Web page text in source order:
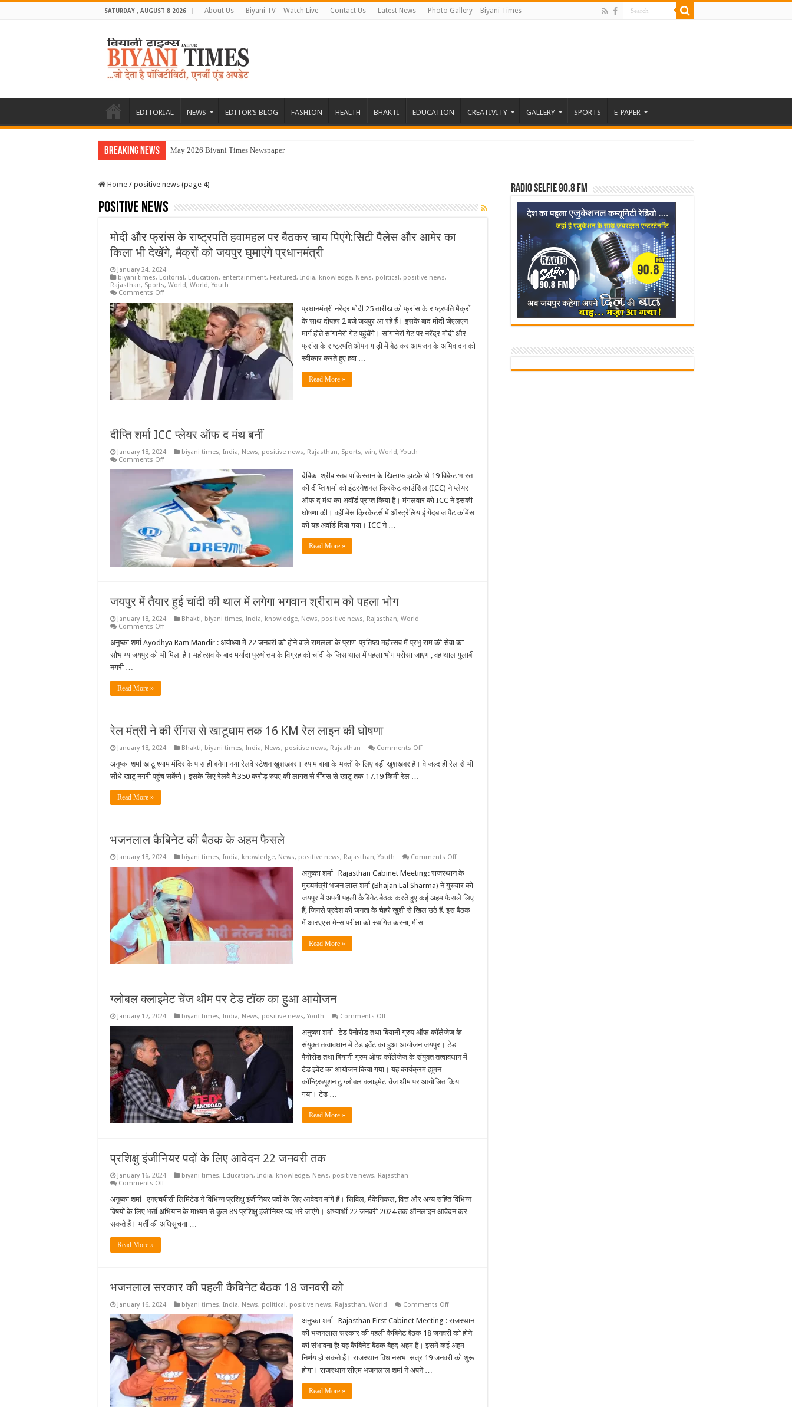
SATURDAY , AUGUST 8 2026 About Us Biyani TV – Watch Live Contact Us Latest News Photo Gallery – Biyani Times
EDITORIAL NEWS EDITOR’S BLOG FASHION HEALTH BHAKTI EDUCATION CREATIVITY GALLERY SPORTS E-PAPER
Breaking News May 2026 Biyani Times Newspaper
Home / positive news (page 4)
positive news
मोदी और फ्रांस के राष्ट्रपति हवामहल पर बैठकर चाय पिएंगे:सिटी पैलेस और आमेर का
किला भी देखेंगे, मैक्रों को जयपुर घुमाएंगे प्रधानमंत्री
January 24, 2024
biyani times, Editorial, Education, entertainment, Featured, India, knowledge, News, political, positive news,
Rajasthan, Sports, World, World,Youth
Comments Offon
फ्रांस
के
राष्ट्रपति
हवामहल
पर
बैठकर
चाय
पिएंगे:सिटी
पैलेस
और
आमेर
का
मैक्रों
को
घुमाएंगे
प्रधानमंत्री
प्रधानमंत्री नरेंद्र मोदी 25 तारीख को फ्रांस के राष्ट्रपति मैक्रों
के साथ दोपहर 2 बजे जयपुर आ रहे हैं। इसके बाद मोदी जेएलएन
मार्ग होते सांगानेरी गेट पहुंचेंगे। सांगानेरी गेट पर नरेंद्र मोदी और
फ्रांस के राष्ट्रपति ओपन गाड़ी में बैठ कर आमजन के अभिवादन को
स्वीकार करते हुए हवा …
Read More »
दीप्ति शर्मा ICC प्लेयर ऑफ द मंथ बनीं
January 18, 2024 biyani times, India, News, positive news, Rajasthan, Sports, win, World,Youth
Comments Offon
ICC
प्लेयर
ऑफ
द
मंथ
बनीं
देविका श्रीवास्तव पाकिस्तान के खिलाफ झटके थे 19 विकेट भारत
की दीप्ति शर्मा को इंटरनेशनल क्रिकेट काउंसिल (ICC) ने प्लेयर
ऑफ द मंथ का अवॉर्ड प्राप्त किया है। मंगलवार को ICC ने इसकी
घोषणा की। वहीं मेंस क्रिकेटर्स में ऑस्ट्रेलियाई गेंदबाज पैट कमिंस
को यह अवॉर्ड दिया गया। ICC ने …
Read More »
जयपुर में तैयार हुई चांदी की थाल में लगेगा भगवान श्रीराम को पहला भोग
January 18, 2024 Bhakti, biyani times, India, knowledge, News, positive news, Rajasthan, World
Comments Offon
में
तैयार
हुई
पहला
भोग
अनुष्का शर्मा Ayodhya Ram Mandir : अयोध्या मेें 22 जनवरी को होने वाले रामलला के प्राण-प्रतिष्ठा महोत्सव में प्रभु राम की सेवा का
सौभाग्य जयपुर को भी मिला है। महोत्सव के बाद मर्यादा पुरुषोत्तम के विग्रह को चांदी के जिस थाल में पहला भोग परोसा जाएगा, वह थाल गुलाबी
नगरी …
Read More »
रेल मंत्री ने की रींगस से खाटूधाम तक 16 KM रेल लाइन की घोषणा
January 18, 2024 Bhakti, biyani times, India, News, positive news, Rajasthan Comments Offon
मंत्री
घोषणा
अनुष्का शर्मा खाटू श्याम मंदिर के पास ही बनेगा नया रेलवे स्टेशन खुशखबर। श्याम बाबा के भक्तों के लिए बड़ी खुशखबर है। वे जल्द ही रेल से भी
सीधे खाटू नगरी पहुंच सकेंगे। इसके लिए रेलवे ने 350 करोड़ रुपए की लागत से रींगस से खाटू तक 17.19 किमी रेल …
Read More »
भजनलाल कैबिनेट की बैठक के अहम फैसले
January 18, 2024 biyani times, India, knowledge, News, positive news, Rajasthan,Youth Comments Offon
कैबिनेट
बैठक
के
अहम
फैसले
अनुष्का शर्मा Rajasthan Cabinet Meeting: राजस्थान के
मुख्यमंत्री भजन लाल शर्मा (Bhajan Lal Sharma) ने गुरुवार को
जयपुर में अपनी पहली कैबिनेट बैठक करते हुए कई अहम फैसले लिए
हैं, जिनसे प्रदेश की जनता के चेहरे खुशी से खिल उठे हैं. इस बैठक
में आरएएस मेन्स परीक्षा को स्थगित करना, मीसा …
Read More »
ग्लोबल क्लाइमेट चेंज थीम पर टेड टॉक का हुआ आयोजन
January 17, 2024 biyani times, India, News, positive news,Youth Comments Offon
क्लाइमेट
थीम
पर
टेड
टॉक
का
हुआ
अनुष्का शर्मा टेड पैनोरोड तथा बियानी ग्रुप ऑफ कॉलेजेज के
संयुक्त तत्वावधान में टेड इवेंट का हुआ आयोजन जयपुर। टेड
पैनोरोड तथा बियानी ग्रुप ऑफ कॉलेजेज के संयुक्त तत्वावधान में
टेड इवेंट का आयोजन किया गया। यह कार्यक्रम ह्यूमन
कॉन्ट्रिब्यूशन टु ग्लोबल क्लाइमेट चेंज थीम पर आयोजित किया
गया। टेड …
Read More »
प्रशिक्षु इंजीनियर पदों के लिए आवेदन 22 जनवरी तक
January 16, 2024 biyani times, Education, India, knowledge, News, positive news, Rajasthan
Comments Offon
इंजीनियर
पदों
के
लिए
आवेदन
अनुष्का शर्मा एनएचपीसी लिमिटेड ने विभिन्न प्रशिक्षु इंजीनियर पदों के लिए आवेदन मांगे हैं। सिविल, मैकेनिकल, वित्त और अन्य सहित विभिन्न
विषयों के लिए भर्ती अभियान के माध्यम से कुल 89 प्रशिक्षु इंजीनियर पद भरे जाएंगे। अभ्यार्थी 22 जनवरी 2024 तक ऑनलाइन आवेदन कर
सकते हैं। भर्ती की अधिसूचना …
Read More »
भजनलाल सरकार की पहली कैबिनेट बैठक 18 जनवरी को
January 16, 2024 biyani times, India, News, political, positive news, Rajasthan, World Comments Offon
सरकार
पहली
कैबिनेट
बैठक
18
अनुष्का शर्मा Rajasthan First Cabinet Meeting : राजस्थान
की भजनलाल सरकार की पहली कैबिनेट बैठक 18 जनवरी को होने
की संभावना है! यह कैबिनेट बैठक बेहद अहम है। इसमें कई अहम
निर्णय हो सकते हैं। राजस्थान विधानसभा सत्र 19 जनवरी को शुरू
होगा। राजस्थान सीएम भजनलाल शर्मा ने अपने …
Read More »
Radio Selfie 90.8 FM